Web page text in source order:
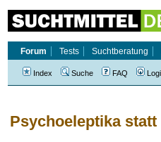
Psychoeleptika statt
Forum
Tests Suchtberatung
Index Suche FAQ